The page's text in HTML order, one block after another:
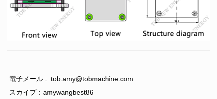
電子メール : tob.amy@tobmachine.com
スカイプ：amywangbest86